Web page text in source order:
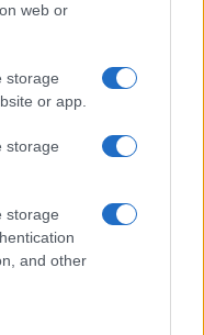
web or
storage
or app.
storage
storage
and other
DI VIAGGIO - P.IVA
TRIBUNALE DI NOCERA
NAZIONALE STAMPA